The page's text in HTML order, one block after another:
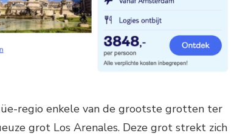
regio enkele van de grootste grotten ter
grot Los Arenales. Deze grot strekt zich